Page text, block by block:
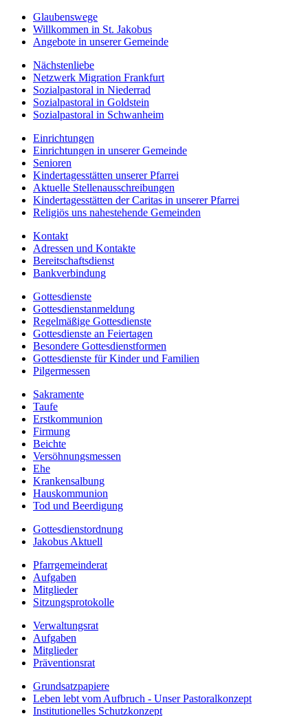
Glaubenswege
Willkommen in St. Jakobus
Angebote in unserer Gemeinde
Nächstenliebe
Netzwerk Migration Frankfurt
Sozialpastoral in Niederrad
Sozialpastoral in Goldstein
Sozialpastoral in Schwanheim
Einrichtungen
Einrichtungen in unserer Gemeinde
Senioren
Kindertagesstätten unserer Pfarrei
Aktuelle Stellenausschreibungen
Kindertagesstätten der Caritas in unserer Pfarrei
Religiös uns nahestehende Gemeinden
Kontakt
Adressen und Kontakte
Bereitschaftsdienst
Bankverbindung
Gottesdienste
Gottesdienstanmeldung
Regelmäßige Gottesdienste
Gottesdienste an Feiertagen
Besondere Gottesdienstformen
Gottesdienste für Kinder und Familien
Pilgermessen
Sakramente
Taufe
Erstkommunion
Firmung
Beichte
Versöhnungsmessen
Ehe
Krankensalbung
Hauskommunion
Tod und Beerdigung
Gottesdienstordnung
Jakobus Aktuell
Pfarrgemeinderat
Aufgaben
Mitglieder
Sitzungsprotokolle
Verwaltungsrat
Aufgaben
Mitglieder
Präventionsrat
Grundsatzpapiere
Leben lebt vom Aufbruch - Unser Pastoralkonzept
Institutionelles Schutzkonzept